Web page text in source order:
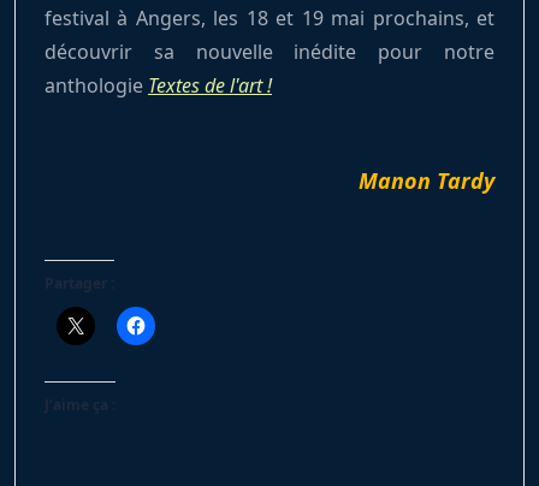
festival à Angers, les 18 et 19 mai prochains, et
découvrir sa nouvelle inédite pour notre
anthologie Textes de l'art !
Manon Tardy
Partager :
J’aime ça :